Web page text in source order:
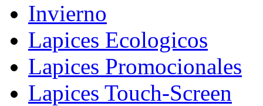
Invierno
Lapices Ecologicos
Lapices Promocionales
Lapices Touch-Screen